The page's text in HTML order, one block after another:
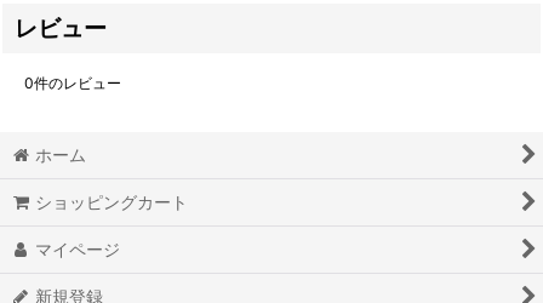
レビュー
0件のレビュー
ホーム
ショッピングカート
マイページ
新規登録